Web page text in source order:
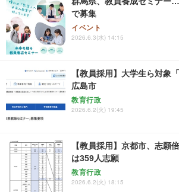
で募集
イベント
2026.6.3(水) 14:15
【教員採用】大学生ら対象
広島市
教育行政
2026.6.2(火) 19:45
【教員採用】京都市、志願
は359人志願
教育行政
2026.6.2(火) 18:15